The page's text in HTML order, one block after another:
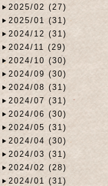
2025/02 (27)
2025/01 (31)
2024/12 (31)
2024/11 (29)
2024/10 (30)
2024/09 (30)
2024/08 (31)
2024/07 (31)
2024/06 (30)
2024/05 (31)
2024/04 (30)
2024/03 (31)
2024/02 (28)
2024/01 (31)